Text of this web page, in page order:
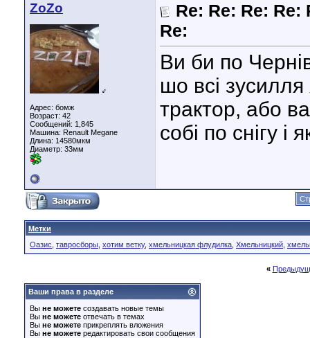
ZoZo
♂
Адрес: бомж
Возраст: 42
Сообщений: 1,845
Машина: Renault Megane
Длина: 14580мкм
Диаметр: 33мм
Re: Re: Re: Re:
Re:
Ви би по
шо всі
трактор, або
собі по снігу і
Метки
Оазис тавросборы хотим ветку, хмельницкая флудилка Хмельницкий
«
Ваши права в разделе
Вы не можете создавать новые темы
Вы не можете отвечать в темах
Вы не можете прикреплять вложения
Вы не можете редактировать свои сообщения